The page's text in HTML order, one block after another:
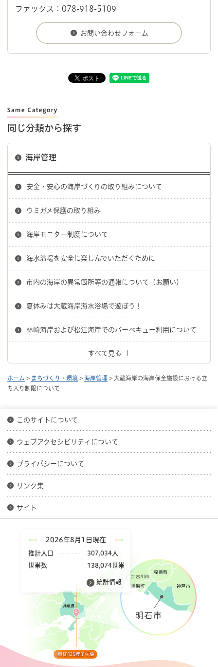
ファックス：078-918-5109
同じ分類から探す
海岸管理
安全・安心の海岸づくりの取り組みについて
ウミガメ保護の取り組み
海岸モニター制度について
海水浴場を安全に楽しんでいただくために
市内の海岸の異常箇所等の通報について（お願い）
夏休みは大蔵海岸海水浴場で遊ぼう！
林崎海岸および松江海岸でのバーベキュー利用について
すべて見る
ホーム > まちづくり・環境 > 海岸管理 > 大蔵海岸の海岸保全施設における立
ち入り制限について
このサイトについて
ウェブアクセシビリティについて
プライバシーについて
リンク集
サイト
2026年8月1日現在
推計人口
307,034人
世帯数
138,074世帯
統計情報